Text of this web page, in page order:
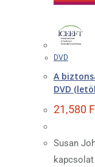
DVD
A
DVD
21,580
Susan